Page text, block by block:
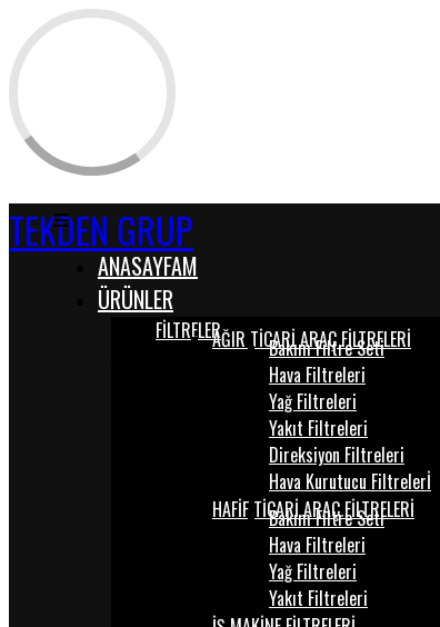
TEKDEN GRUP
ANASAYFAM
ÜRÜNLER
FİLTRELERAĞIR TİCARİ ARAÇ FİLTRELERİ
Bakım Filtre Seti
Hava Filtreleri
Yağ Filtreleri
Yakıt Filtreleri
Direksiyon Filtreleri
Hava Kurutucu Filtrelerİ
HAFİF TİCARİ ARAÇ FİLTRELERİ
Bakım Filtre Seti
Hava Filtreleri
Yağ Filtreleri
Yakıt Filtreleri